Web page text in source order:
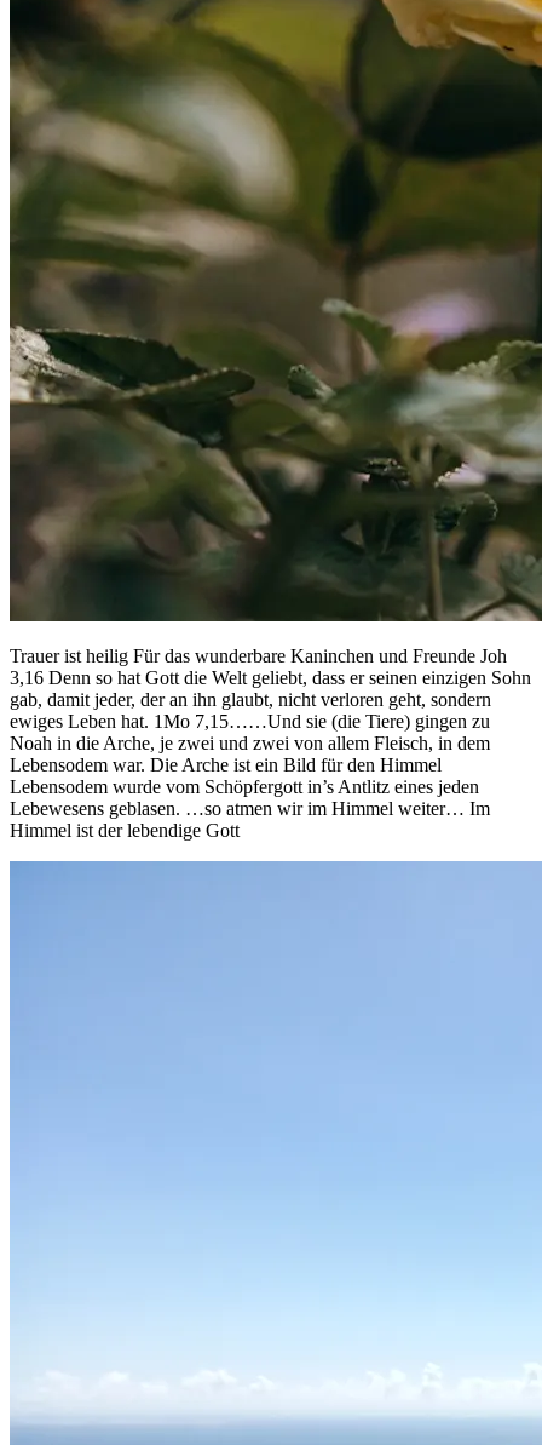
Trauer ist heilig Für das wunderbare Kaninchen und Freunde Joh
3,16 Denn so hat Gott die Welt geliebt, dass er seinen einzigen Sohn
gab, damit jeder, der an ihn glaubt, nicht verloren geht, sondern
ewiges Leben hat. 1Mo 7,15……Und sie (die Tiere) gingen zu
Noah in die Arche, je zwei und zwei von allem Fleisch, in dem
Lebensodem war. Die Arche ist ein Bild für den Himmel
Lebensodem wurde vom Schöpfergott in’s Antlitz eines jeden
Lebewesens geblasen. …so atmen wir im Himmel weiter… Im
Himmel ist der lebendige Gott